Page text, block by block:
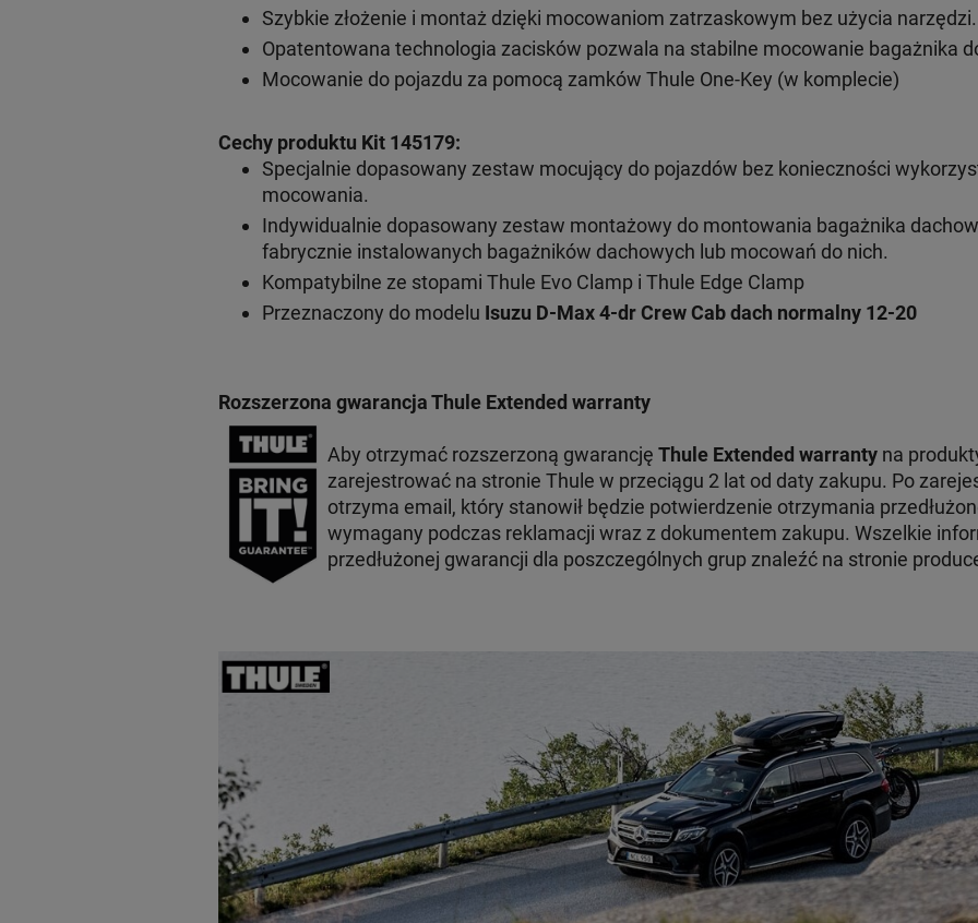
Szybkie złożenie i montaż dzięki mocowaniom zatrzaskowym bez użycia narzędzi.
Opatentowana technologia zacisków pozwala na stabilne mocowanie bagażnika
Mocowanie do pojazdu za pomocą zamków Thule One-Key (w komplecie)
Cechy produktu Kit 145179:
Specjalnie dopasowany zestaw mocujący do pojazdów bez konieczności
mocowania.
Indywidualnie dopasowany zestaw montażowy do montowania bagażnika
fabrycznie instalowanych bagażników dachowych lub mocowań do nich.
Kompatybilne ze stopami Thule Evo Clamp i Thule Edge Clamp
Przeznaczony do modelu Isuzu D-Max 4-dr Crew Cab dach normalny 12-20
Rozszerzona gwarancja Thule Extended warranty
Aby otrzymać rozszerzoną gwarancję Thule Extended warrantyna
zarejestrować na stronie Thule w przeciągu 2 lat od daty zakupu. Po
otrzyma email, który stanowił będzie potwierdzenie otrzymania
wymagany podczas reklamacji wraz z dokumentem zakupu. Wszelkie
przedłużonej gwarancji dla poszczególnych grup znaleźć na stronie